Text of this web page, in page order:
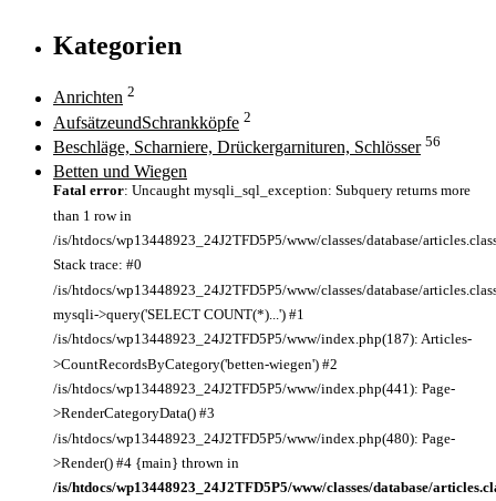
Kategorien
Anrichten 2
AufsätzeundSchrankköpfe 2
Beschläge, Scharniere, Drückergarnituren, Schlösser 56
Betten und Wiegen
Fatal error: Uncaught mysqli_sql_exception: Subquery returns more
than 1 row in
/is/htdocs/wp13448923_24J2TFD5P5/www/classes/database/
Stack trace: #0
/is/htdocs/wp13448923_24J2TFD5P5/www/classes/database/
mysqli->query('SELECT COUNT(*)...') #1
/is/htdocs/wp13448923_24J2TFD5P5/www/index.php(187): Articles-
>CountRecordsByCategory('betten-wiegen') #2
/is/htdocs/wp13448923_24J2TFD5P5/www/index.php(441): Page-
>RenderCategoryData() #3
/is/htdocs/wp13448923_24J2TFD5P5/www/index.php(480): Page-
>Render() #4 {main} thrown in
/is/htdocs/wp13448923_24J2TFD5P5/www/classes/database/